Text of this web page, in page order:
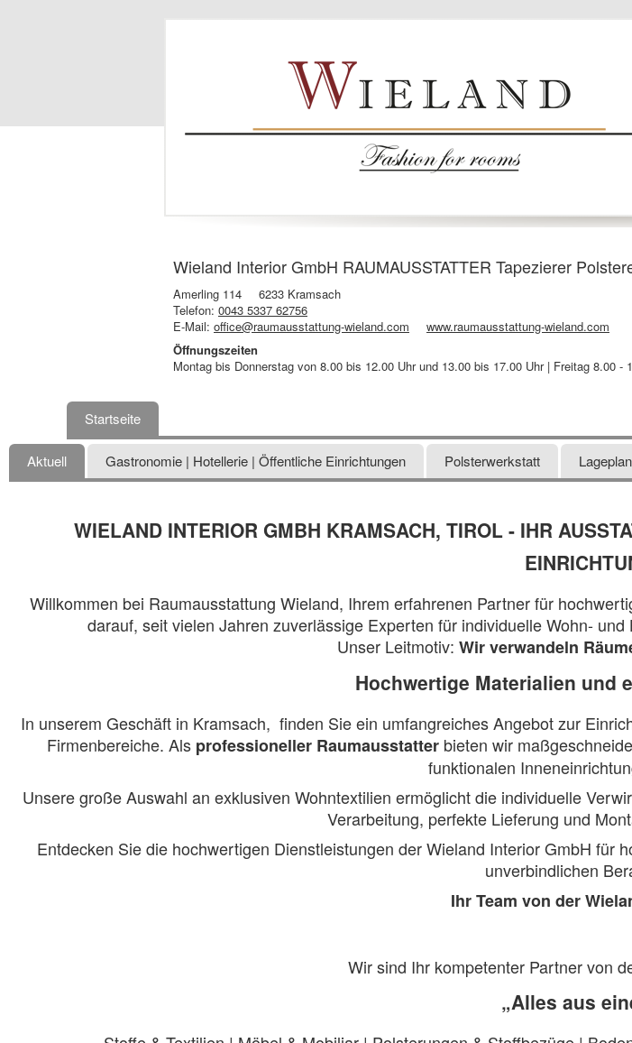
Wieland Interior GmbH RAUMAUSSTATTER Tapezierer
Amerling 114
6233 Kramsach
Telefon: 0043 5337 62756
E-Mail: office@raumausstattung-wieland.com
www.raumausstattung-wieland.com
Öffnungszeiten
Montag bis Donnerstag von 8.00 bis 12.00 Uhr und 13.00 bis 17.00 Uhr | Freitag 8.00 -
Startseite
Aktuell Gastronomie | Hotellerie | Öffentliche Einrichtungen Polsterwerkstatt Lageplan
WIELAND INTERIOR GMBH KRAMSACH, TIROL - IHR
Willkommen bei Raumausstattung Wieland, Ihrem erfahrenen Partner für
darauf, seit vielen Jahren zuverlässige Experten für individuelle Wohn-
Unser Leitmotiv: Wir verwandeln
Hochwertige Materialien und
In unserem Geschäft in Kramsach, finden Sie ein umfangreiches Angebot zur
Firmenbereiche. Als professioneller Raumausstatter bieten wir
funktionalen
Unsere große Auswahl an exklusiven Wohntextilien ermöglicht die individuelle
Verarbeitung, perfekte Lieferung und
Entdecken Sie die hochwertigen Dienstleistungen der Wieland Interior GmbH
unverbindlichen
Ihr Team von der
Wir sind Ihr kompetenter Partner von
„Alles aus